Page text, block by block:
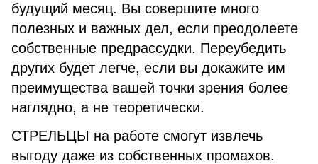
будущий месяц. Вы совершите много
полезных и важных дел, если преодолеете
собственные предрассудки. Переубедить
других будет легче, если вы докажите им
преимущества вашей точки зрения более
наглядно, а не теоретически.
СТРЕЛЬЦЫ на работе смогут извлечь
выгоду даже из собственных промахов.